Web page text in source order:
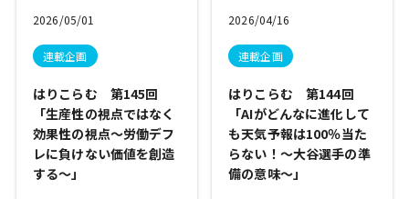
2026/05/01
連載企画
はりこらむ 第145回
「生産性の視点ではなく
効果性の視点～労働デフ
レに負けない価値を創造
する～」
2026/04/16
連載企画
はりこらむ 第144回
「AIがどんなに進化して
も天気予報は100％当た
らない！～大谷選手の準
備の意味～」